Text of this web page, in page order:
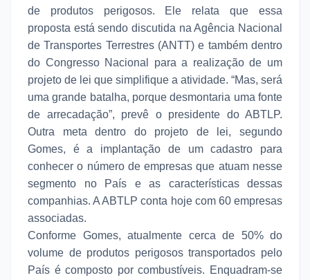
de produtos perigosos. Ele relata que essa
proposta está sendo discutida na Agência Nacional
de Transportes Terrestres (ANTT) e também dentro
do Congresso Nacional para a realização de um
projeto de lei que simplifique a atividade. “Mas, será
uma grande batalha, porque desmontaria uma fonte
de arrecadação”, prevê o presidente do ABTLP.
Outra meta dentro do projeto de lei, segundo
Gomes, é a implantação de um cadastro para
conhecer o número de empresas que atuam nesse
segmento no País e as características dessas
companhias. A ABTLP conta hoje com 60 empresas
associadas.
Conforme Gomes, atualmente cerca de 50% do
volume de produtos perigosos transportados pelo
País é composto por combustíveis. Enquadram-se